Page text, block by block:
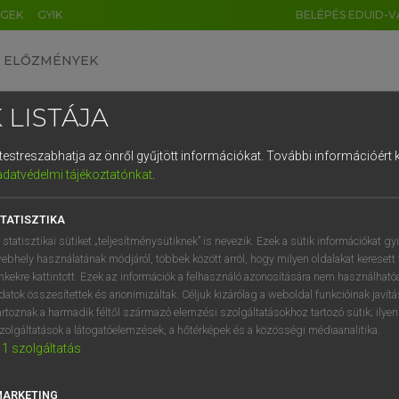
GYIK BELÉPÉS EDUID-
ELŐZMÉNYEK
egyetemes nagyszótár
VAN ELŐFIZETÉSED?
megtekintéséhez.
LISTÁJA
az önről gyűjtött információkat. További információért
tájékoztatónkat.
statisztikai sütiket „teljesítménysütiknek” is nevezik. Ezek a sütik információkat
használatának módjáról, többek között arról, hogy milyen oldalakat keresett
kattintott. Ezek az információk a felhasználó azonosítására nem
összesítettek és anonimizáltak. Céljuk kizárólag a weboldal funkcióinak
a harmadik féltől származó elemzési szolgáltatásokhoz tartozó sütik;
a látogatóelemzések, a hőtérképek és a közösségi médiaanalitika.
1 szolgáltatás
DE CN FR ES IT NL
1 2 3 4 5 6 7 8 9
q w e r t z u i
a s d f g h j k l é
í y x c v b n m , .